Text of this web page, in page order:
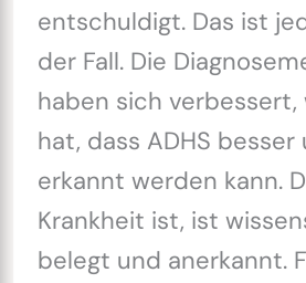
entschuldigt. Das ist
der Fall. Die
haben sich verbessert,
hat, dass ADHS
erkannt werden kann.
Krankheit ist, ist
belegt und anerkannt.